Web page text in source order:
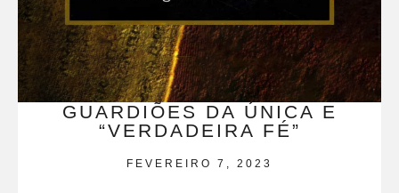
GUARDIÕES DA ÚNICA E
“VERDADEIRA FÉ”
FEVEREIRO 7, 2023